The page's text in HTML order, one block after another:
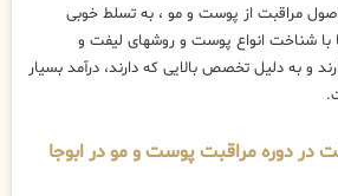
مراقبت از پوست و مو ، به تسلط خوبی
با شناخت انواع پوست و روشهای لیفت و
و به دلیل تخصص بالایی که دارند، درآمد بسیار
در دوره مراقبت پوست و مو در ابوجا